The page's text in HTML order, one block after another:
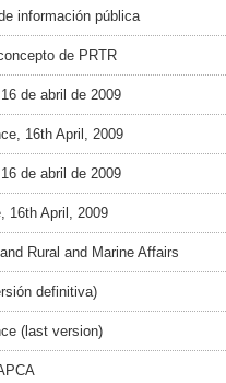
información pública
de PRTR
de abril de 2009
16th April, 2009
de abril de 2009
16th April, 2009
Rural and Marine Affairs
definitiva)
(last version)